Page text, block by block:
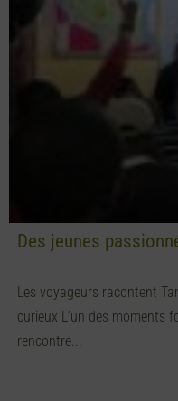
Des jeunes
Les voyageurs racontent
curieux L’un des moments
rencontre...